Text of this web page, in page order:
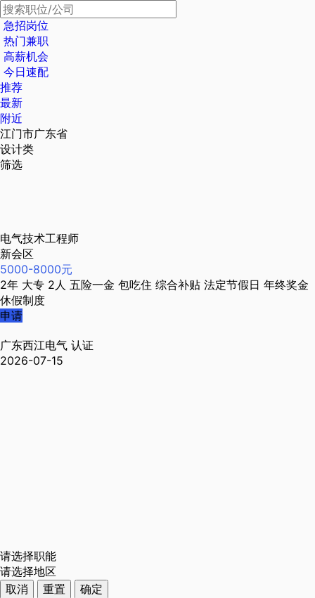
急招岗位
热门兼职
高薪机会
今日速配
推荐
最新
附近
江门市广东省
设计类
筛选
电气技术工程师
新会区
5000-8000元
2年 大专 2人 五险一金 包吃住 综合补贴 法定节假日 年终奖金
休假制度
申请
广东西江电气 认证
2026-07-15
请选择职能
请选择地区
取消
重置
确定